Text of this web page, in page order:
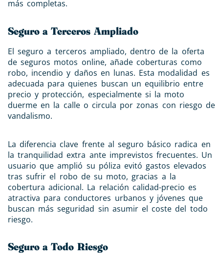
más completas.
Seguro a Terceros Ampliado
El seguro a terceros ampliado, dentro de la oferta
de seguros motos online, añade coberturas como
robo, incendio y daños en lunas. Esta modalidad es
adecuada para quienes buscan un equilibrio entre
precio y protección, especialmente si la moto
duerme en la calle o circula por zonas con riesgo de
vandalismo.
La diferencia clave frente al seguro básico radica en
la tranquilidad extra ante imprevistos frecuentes. Un
usuario que amplió su póliza evitó gastos elevados
tras sufrir el robo de su moto, gracias a la
cobertura adicional. La relación calidad-precio es
atractiva para conductores urbanos y jóvenes que
buscan más seguridad sin asumir el coste del todo
riesgo.
Seguro a Todo Riesgo